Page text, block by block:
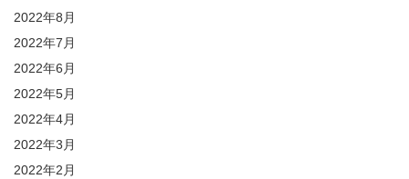
2022年8月
2022年7月
2022年6月
2022年5月
2022年4月
2022年3月
2022年2月